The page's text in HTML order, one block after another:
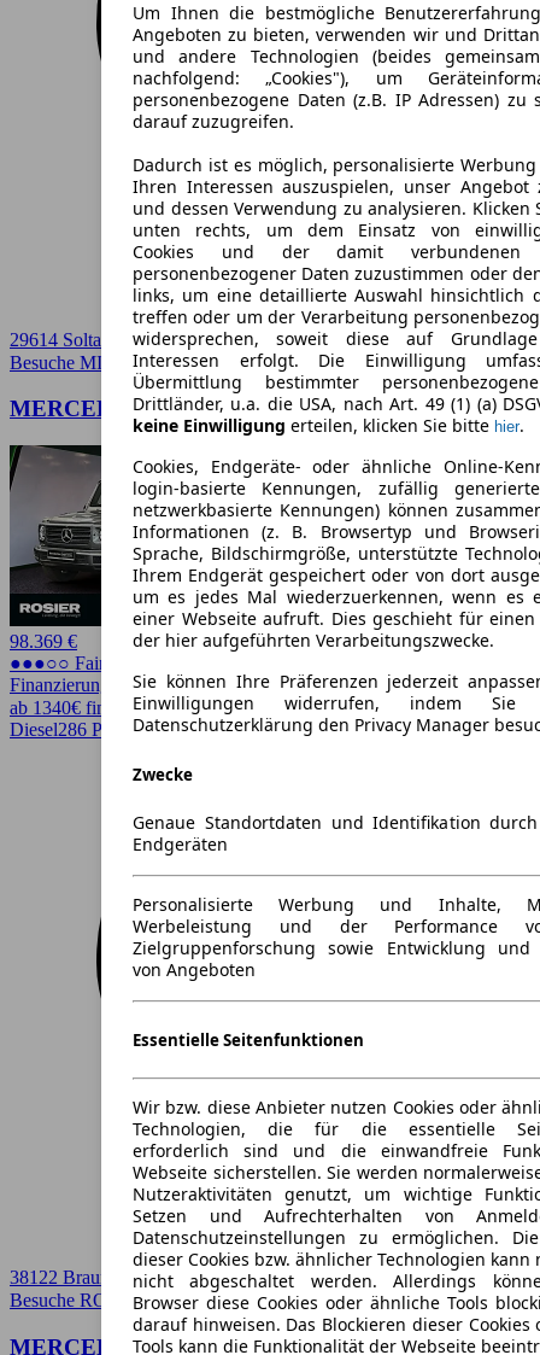
Um Ihnen die bestmögliche
Angeboten zu bieten, verwenden wir und
und andere Technologien (beides
nachfolgend: „Cookies"), um
personenbezogene Daten (z.B. IP Adressen) zu
darauf zuzugreifen.
Dadurch ist es möglich, personalisierte
Ihren Interessen auszuspielen, unser Angebot
und dessen Verwendung zu analysieren. Klicken
unten rechts, um dem Einsatz von
Cookies und der damit verbundenen
personenbezogener Daten zuzustimmen oder
links, um eine detaillierte Auswahl hinsichtlich
treffen oder um der Verarbeitung
widersprechen, soweit diese auf
Interessen erfolgt. Die Einwilligung
Übermittlung bestimmter
Drittländer, u.a. die USA, nach Art. 49 (1) (a)
keine Einwilligung erteilen, klicken Sie bitte hier.
Cookies, Endgeräte- oder ähnliche Online-
login-basierte Kennungen, zufällig
netzwerkbasierte Kennungen) können
Informationen (z. B. Browsertyp und
Sprache, Bildschirmgröße, unterstützte
Ihrem Endgerät gespeichert oder von dort
um es jedes Mal wiederzuerkennen, wenn es
einer Webseite aufruft. Dies geschieht für
der hier aufgeführten Verarbeitungszwecke.
Sie können Ihre Präferenzen jederzeit
Einwilligungen widerrufen, indem
Datenschutzerklärung den Privacy Manager
Zwecke
Genaue Standortdaten und Identifikation
Endgeräten
Personalisierte Werbung und Inhalte,
Werbeleistung und der Performance
Zielgruppenforschung sowie Entwicklung und
von Angeboten
Essentielle Seitenfunktionen
Wir bzw. diese Anbieter nutzen Cookies oder
Technologien, die für die essentielle
erforderlich sind und die einwandfreie
Webseite sicherstellen. Sie werden
Nutzeraktivitäten genutzt, um wichtige
Setzen und Aufrechterhalten von
Datenschutzeinstellungen zu ermöglichen.
dieser Cookies bzw. ähnlicher Technologien kann
nicht abgeschaltet werden. Allerdings
Browser diese Cookies oder ähnliche Tools
darauf hinweisen. Das Blockieren dieser
Tools kann die Funktionalität der Webseite
29614 Soltau
Besuche MINI
➚
MERCEDES-BENZ G 350 d
98.369 €
●●●○○ Fairer Preis
Finanzierung möglich
ab 1340€ finanzieren ↗
Diesel286 PS (210 kW)115.189 kmEZ 12/2021Automatik
38122 Braunschweig
Besuche ROSIER➚
MERCEDES-BENZ GLE 450 4M AMG Sport